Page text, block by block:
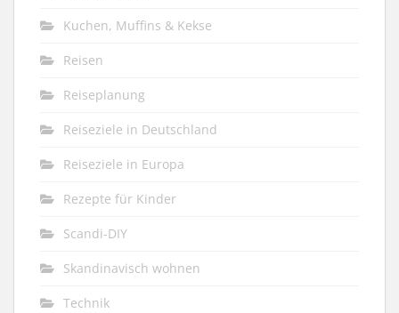
Kuchen, Muffins & Kekse
Reisen
Reiseplanung
Reiseziele in Deutschland
Reiseziele in Europa
Rezepte für Kinder
Scandi-DIY
Skandinavisch wohnen
Technik